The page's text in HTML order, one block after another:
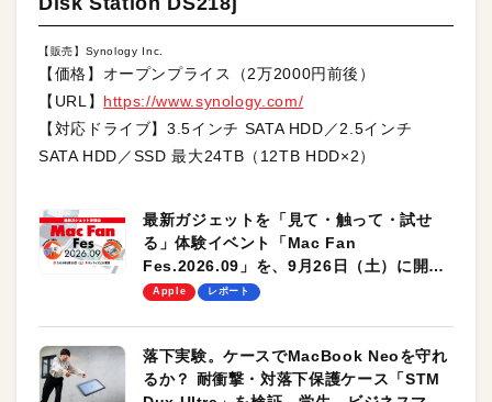
【販売】Synology Inc.
【価格】オープンプライス（2万2000円前後）
【URL】 https://www.synology.com/
【対応ドライブ】3.5インチ SATA HDD／2.5インチ
SATA HDD／SSD 最大24TB（12TB HDD×2）
最新ガジェットを「見て・触って・試せ
る」体験イベント「Mac Fan
Fes.2026.09」を、9月26日（土）に開催
します！
Apple レポート
落下実験。ケースでMacBook Neoを守れ
るか？ 耐衝撃・対落下保護ケース「STM